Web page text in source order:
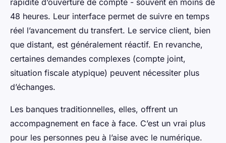
48 heures. Leur interface permet de suivre en temps
réel l’avancement du transfert. Le service client, bien
que distant, est généralement réactif. En revanche,
certaines demandes complexes (compte joint,
situation fiscale atypique) peuvent nécessiter plus
d’échanges.
Les banques traditionnelles, elles, offrent un
accompagnement en face à face. C’est un vrai plus
pour les personnes peu à l’aise avec le numérique.